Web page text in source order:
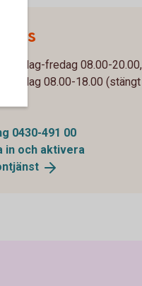
oss
måndag-fredag 08.00-20.00,
söndag 08.00-18.00 (stängt
0430-491 00
in och aktivera